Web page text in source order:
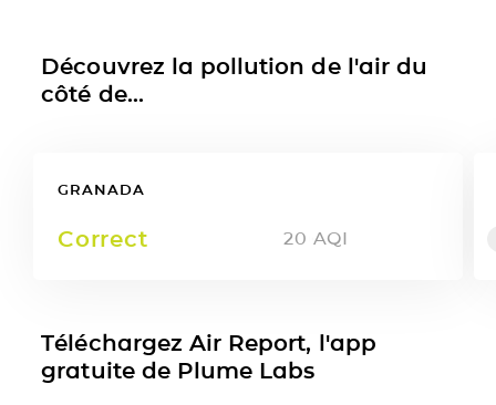
Découvrez la pollution de l'air du
côté de...
GRANADA
Correct 20 AQI
Téléchargez Air Report, l'app
gratuite de Plume Labs